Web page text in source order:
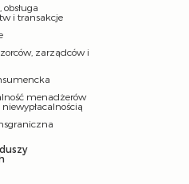
obsługa
i transakcje
zarządców i
menadżerów